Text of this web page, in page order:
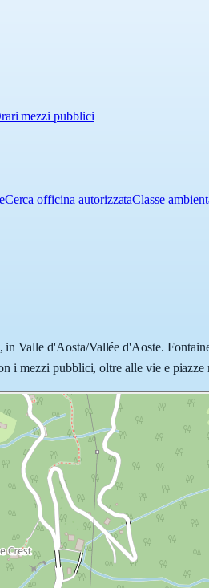
mezzi pubblici
Cerca officina autorizzataClasse
d'Aosta/Vallée d'Aoste.
i mezzi pubblici, oltre alle vie e piazze